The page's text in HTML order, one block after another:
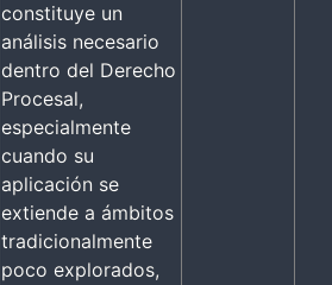
constituye un
análisis necesario
dentro del Derecho
Procesal,
especialmente
cuando su
aplicación se
extiende a ámbitos
tradicionalmente
poco explorados,